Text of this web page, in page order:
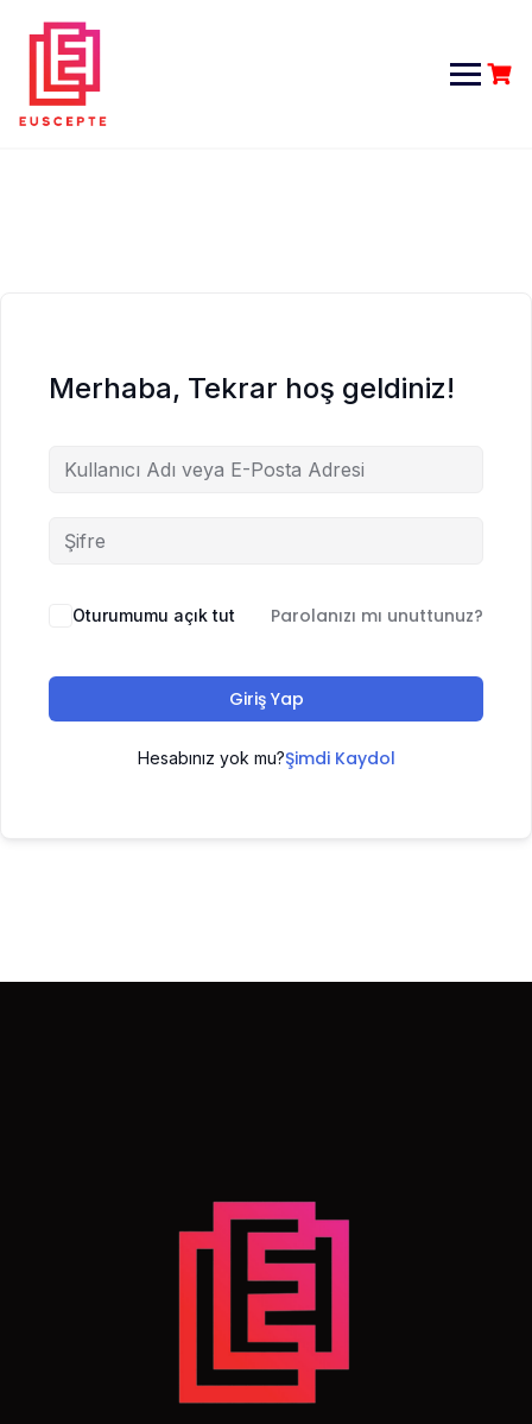
content
Merhaba, Tekrar hoş geldiniz!
Oturumumu açık tut Parolanızı mı unuttunuz?
Giriş Yap
Hesabınız yok mu?Şimdi Kaydol